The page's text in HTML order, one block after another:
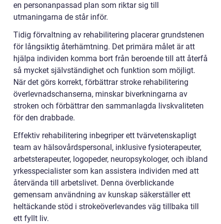
en personanpassad plan som riktar sig till
utmaningarna de står inför.
Tidig förvaltning av rehabilitering placerar grundstenen
för långsiktig återhämtning. Det primära målet är att
hjälpa individen komma bort från beroende till att återfå
så mycket självständighet och funktion som möjligt.
När det görs korrekt, förbättrar stroke rehabilitering
överlevnadschanserna, minskar biverkningarna av
stroken och förbättrar den sammanlagda livskvaliteten
för den drabbade.
Effektiv rehabilitering inbegriper ett tvärvetenskapligt
team av hälsovårdspersonal, inklusive fysioterapeuter,
arbetsterapeuter, logopeder, neuropsykologer, och ibland
yrkesspecialister som kan assistera individen med att
återvända till arbetslivet. Denna överblickande
gemensam användning av kunskap säkerställer ett
heltäckande stöd i strokeöverlevandes väg tillbaka till
ett fyllt liv.